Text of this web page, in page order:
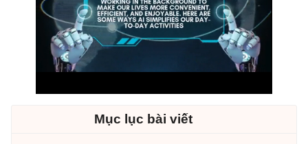
Mục lục bài viết